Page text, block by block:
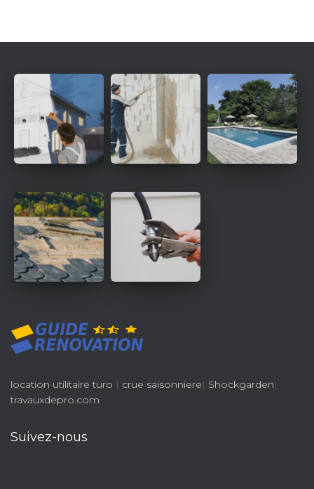
location utilitaire turo | crue saisonniere| Shockgarden|
travauxdepro.com
Suivez-nous